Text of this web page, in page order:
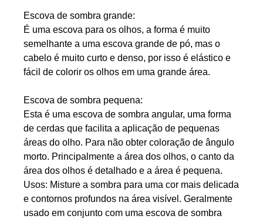
Escova de sombra grande:
É uma escova para os olhos, a forma é muito
semelhante a uma escova grande de pó, mas o
cabelo é muito curto e denso, por isso é elástico e
fácil de colorir os olhos em uma grande área.
Escova de sombra pequena:
Esta é uma escova de sombra angular, uma forma
de cerdas que facilita a aplicação de pequenas
áreas do olho. Para não obter coloração de ângulo
morto. Principalmente a área dos olhos, o canto da
área dos olhos é detalhado e a área é pequena.
Usos: Misture a sombra para uma cor mais delicada
e contornos profundos na área visível. Geralmente
usado em conjunto com uma escova de sombra